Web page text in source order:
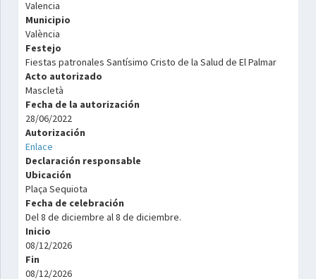
Valencia
Municipio
València
Festejo
Fiestas patronales Santísimo Cristo de la Salud de El Palmar
Acto autorizado
Mascletà
Fecha de la autorización
28/06/2022
Autorización
Enlace
Declaración responsable
Ubicación
Plaça Sequiota
Fecha de celebración
Del 8 de diciembre al 8 de diciembre.
Inicio
08/12/2026
Fin
08/12/2026